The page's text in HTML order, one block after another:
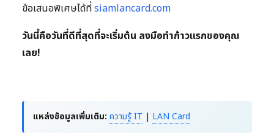
ข้อเสนอพิเศษได้ที่siamlancard.com
วันนี้คือวันที่ดีที่สุดที่จะเริ่มต้น ลงมือทำก้าวแรกของคุณ
เลย!
แหล่งข้อมูลเพิ่มเติม: ความรู้ IT | LAN Card